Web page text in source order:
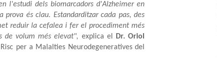
l'estudi dels biomarcadors d'Alzheimer en
és clau. Estandarditzar cada pas, des
reduir la cefalea i fer el procediment més
de volum més elevat", explica el
Dr. Oriol
per a Malalties Neurodegeneratives del